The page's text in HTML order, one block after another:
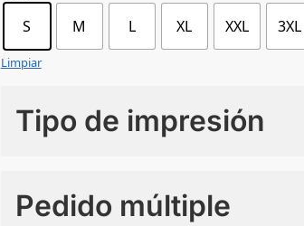
S M L XL XXL 3XL
Limpiar
Tipo de impresión
Pedido múltiple